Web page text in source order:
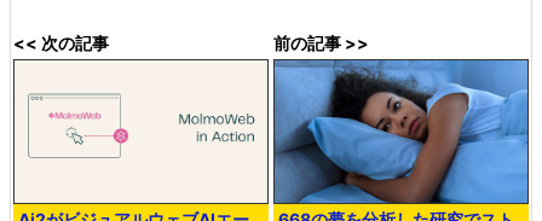
<< 次の記事 前の記事 >>